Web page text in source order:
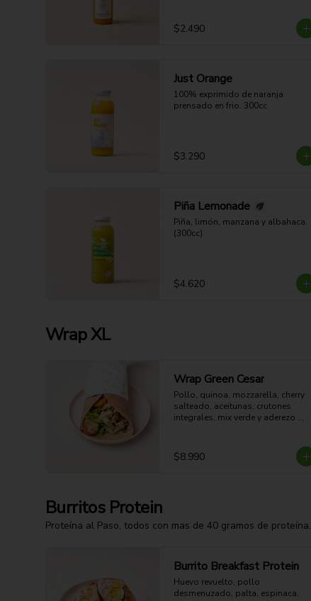
$2.490
Just Orange
100% exprimido de naranja
prensado en frio. 300cc
$3.290
Piña Lemonade
Piña, limón, manzana y albahaca.
(300cc)
$4.620
Wrap XL
Wrap Green Cesar
Pollo, quinoa, mozzarella, cherry
salteado, aceitunas, crutones
integrales, mix verde y aderezo
$8.990
Burritos Protein
Proteína al Paso, todos con mas de 40 gramos de proteína.
Burrito Breakfast Protein
Huevo revuelto, pollo
desmenuzado, palta, espinaca,